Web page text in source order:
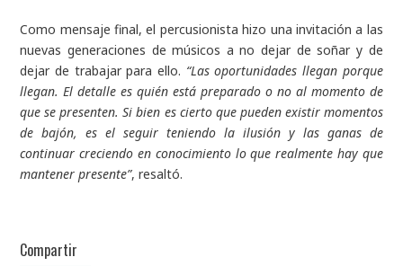
Como mensaje final, el percusionista hizo una invitación a las
nuevas generaciones de músicos a no dejar de soñar y de
dejar de trabajar para ello. “Las oportunidades llegan porque
llegan. El detalle es quién está preparado o no al momento de
que se presenten. Si bien es cierto que pueden existir momentos
de bajón, es el seguir teniendo la ilusión y las ganas de
continuar creciendo en conocimiento lo que realmente hay que
mantener presente”, resaltó.
Compartir